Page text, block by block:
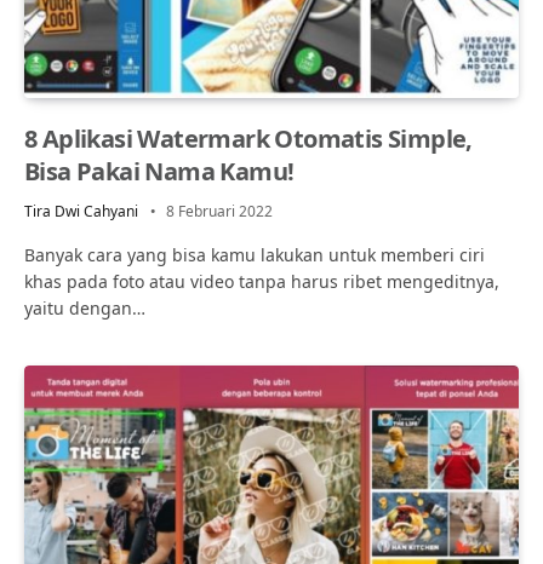
8 Aplikasi Watermark Otomatis Simple,
Bisa Pakai Nama Kamu!
Tira Dwi Cahyani 8 Februari 2022
Banyak cara yang bisa kamu lakukan untuk memberi ciri
khas pada foto atau video tanpa harus ribet mengeditnya,
yaitu dengan…